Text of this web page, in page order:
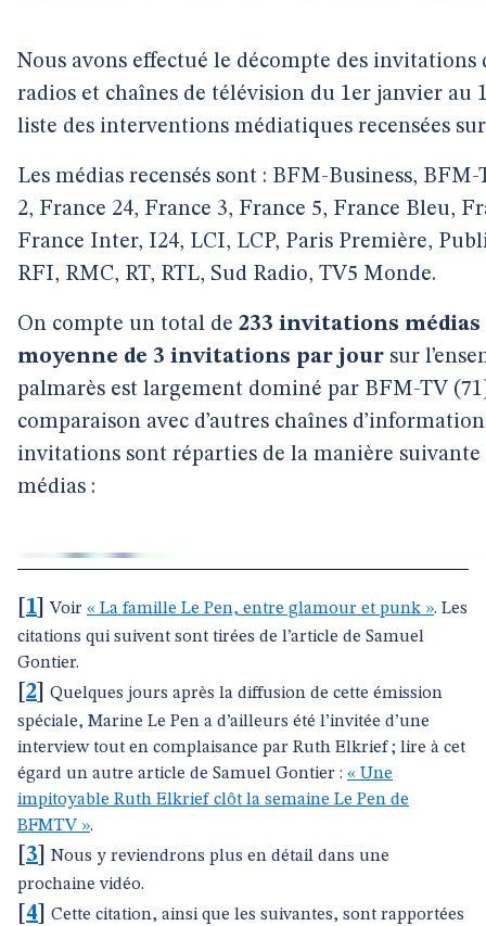
Nous avons effectué le décompte des invitations
radios et chaînes de télévision du 1er janvier au
liste des interventions médiatiques recensées
Les médias recensés sont : BFM-Business,
2, France 24, France 3, France 5, France Bleu,
France Inter, I24, LCI, LCP, Paris Première,
RFI, RMC, RT, RTL, Sud Radio, TV5 Monde.
On compte un total de 233 invitations
moyenne de 3 invitations par jour sur
palmarès est largement dominé par BFM-TV
comparaison avec d’autres chaînes
invitations sont réparties de la manière
médias :
1 ]Voir « La famille Le Pen, entre glamour et punk ». Les
citations qui suivent sont tirées de l’article de Samuel
Gontier.
2
Quelques jours après la diffusion de cette émission
spéciale, Marine Le Pen a d’ailleurs été l’invitée d’une
interview tout en complaisance par Ruth Elkrief ; lire à cet
égard un autre article de Samuel Gontier : « Une
impitoyable Ruth Elkrief clôt la semaine Le Pen de
BFMTV ».
3
Nous y reviendrons plus en détail dans une
prochaine vidéo.
4
Cette citation, ainsi que les suivantes, sont rapportées